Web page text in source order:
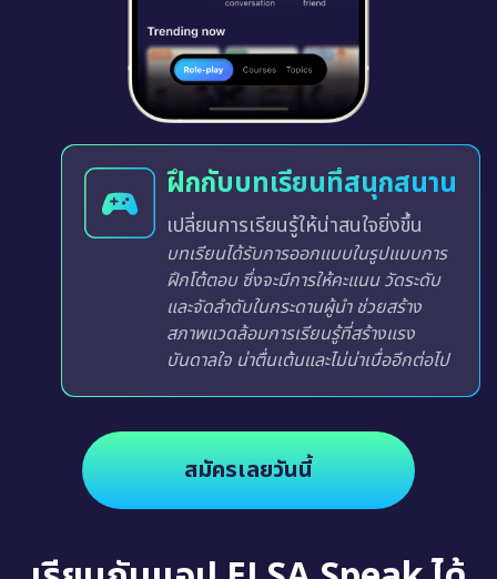
ฝึกกับบทเรียนที่สนุกสนาน
เปลี่ยนการเรียนรู้ให้น่าสนใจยิ่งขึ้น
บทเรียนได้รับการออกแบบในรูปแบบการ
ฝึกโต้ตอบ ซึ่งจะมีการให้คะแนน วัดระดับ
และจัดลำดับในกระดานผู้นำ ช่วยสร้าง
สภาพแวดล้อมการเรียนรู้ที่สร้างแรง
บันดาลใจ น่าตื่นเต้นและไม่น่าเบื่ออีกต่อไป
สมัครเลยวันนี้